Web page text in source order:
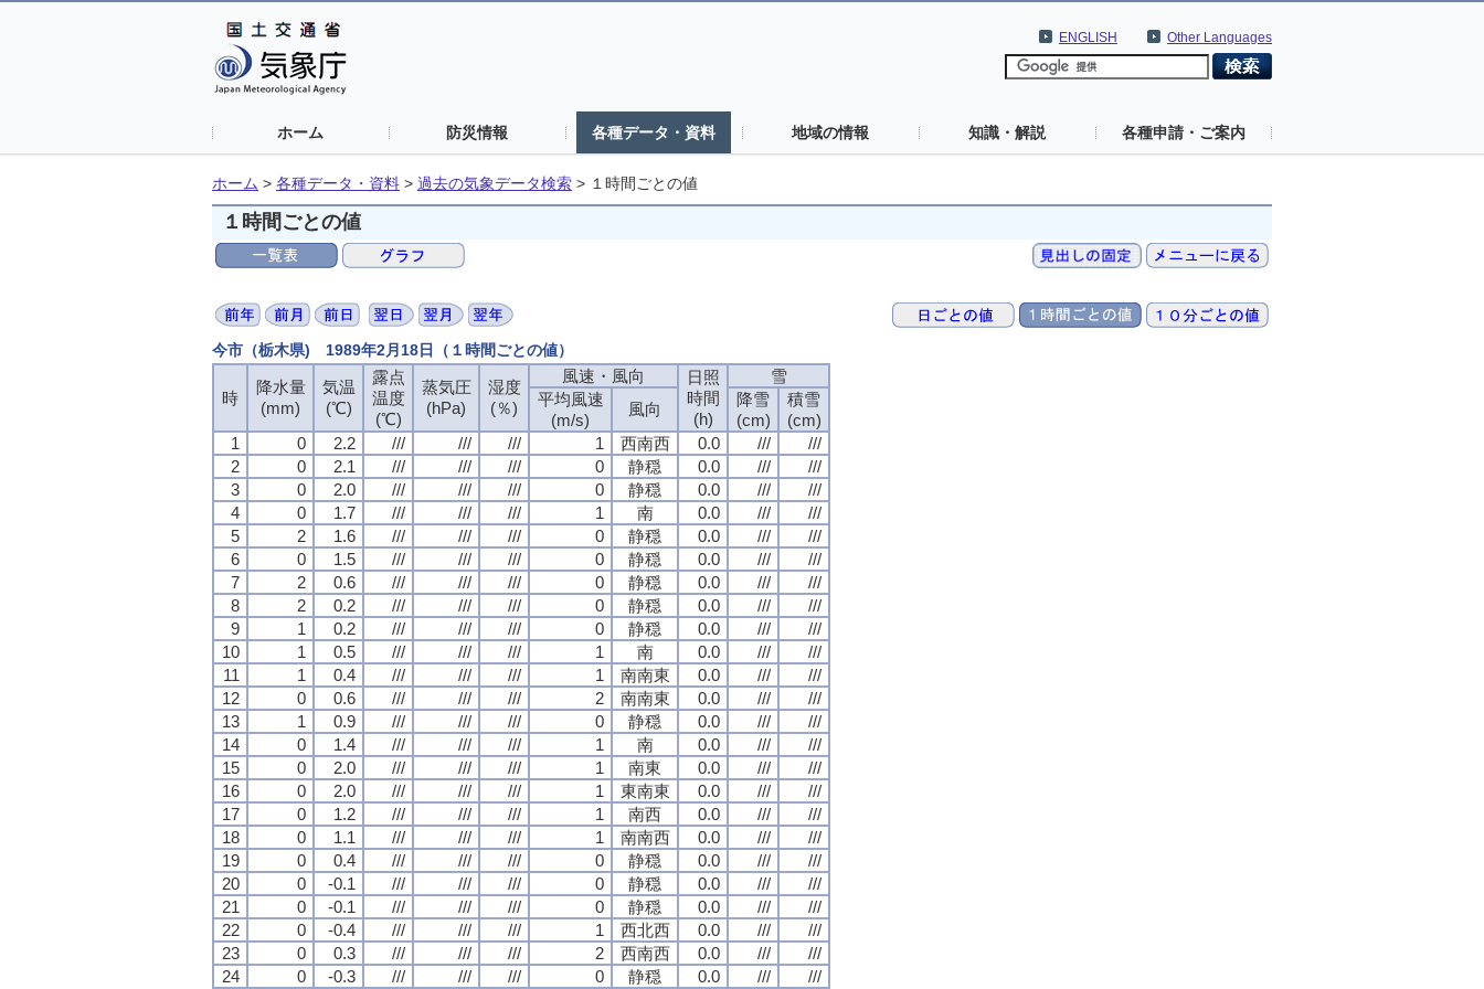
Other Languages
ENGLISH
ホーム 防災情報 各種データ・資料 地域の情報 知識・解説 各種申請・ご案内
ホーム > 各種データ・資料 > 過去の気象データ検索 > １時間ごとの値
１時間ごとの値
今市（栃木県) 1989年2月18日（１時間ごとの値）
時
降水量
(mm)
気温
(℃)
露点
温度
(℃)
蒸気圧
(hPa)
湿度
(％)
風速・風向
日照
時間
(h)
雪
平均風速
(m/s)
風向
降雪
(cm)
積雪
(cm)
1
0 2.2 /// /// /// 1 西南西 0.0 ///
///
2
0 2.1 /// /// /// 0 静穏 0.0 ///
///
3
0 2.0 /// /// /// 0 静穏 0.0 ///
///
4
0 1.7 /// /// /// 1 南 0.0 ///
///
5
2 1.6 /// /// /// 0 静穏 0.0 ///
///
6
0 1.5 /// /// /// 0 静穏 0.0 ///
///
7
2 0.6 /// /// /// 0 静穏 0.0 ///
///
8
2 0.2 /// /// /// 0 静穏 0.0 ///
///
9
1 0.2 /// /// /// 0 静穏 0.0 ///
///
10
1 0.5 /// /// /// 1 南 0.0 ///
///
11
1 0.4 /// /// /// 1 南南東 0.0 ///
///
12
0 0.6 /// /// /// 2 南南東 0.0 ///
///
13
1 0.9 /// /// /// 0 静穏 0.0 ///
///
14
0 1.4 /// /// /// 1 南 0.0 ///
///
15
0 2.0 /// /// /// 1 南東 0.0 ///
///
16
0 2.0 /// /// /// 1 東南東 0.0 ///
///
17
0 1.2 /// /// /// 1 南西 0.0 ///
///
18
0 1.1 /// /// /// 1 南南西 0.0 ///
///
19
0 0.4 /// /// /// 0 静穏 0.0 ///
///
20
0 -0.1 /// /// /// 0 静穏 0.0 ///
///
21
0 -0.1 /// /// /// 0 静穏 0.0 ///
///
22
0 -0.4 /// /// /// 1 西北西 0.0 ///
///
23
0 0.3 /// /// /// 2 西南西 0.0 ///
///
24
0 -0.3 /// /// /// 0 静穏 0.0 /// ///